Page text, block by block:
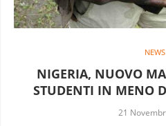
NEWS
NIGERIA, NUOVO
STUDENTI IN MENO
21